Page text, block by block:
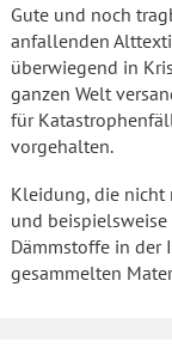
Gute und noch
anfallenden
überwiegend in
ganzen Welt
für
vorgehalten.
Kleidung, die nicht
und
Dämmstoffe in der
gesammelten